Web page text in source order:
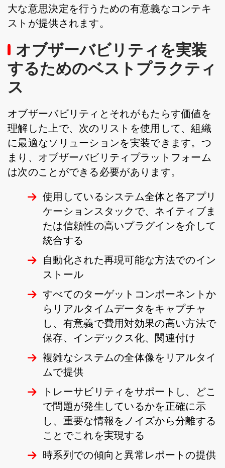
大な意思決定を行うための有意義なコンテキ
ストが提供されます。
オブザーバビリティを実装
するためのベストプラクティ
ス
オブザーバビリティとそれがもたらす価値を
理解した上で、次のリストを使用して、組織
に最適なソリューションを実装できます。つ
まり、オブザーバビリティプラットフォーム
は次のことができる必要があります。
使用しているシステム全体と各アプリ
ケーションスタックで、ネイティブま
たは信頼性の高いプラグインを介して
統合する
自動化された再現可能な方法でのイン
ストール
すべてのターゲットコンポーネントか
らリアルタイムデータをキャプチャ
し、有意義で費用対効果の高い方法で
保存、インデックス化、関連付け
複雑なシステムの全体像をリアルタイ
ムで提供
トレーサビリティをサポートし、どこ
で問題が発生しているかを正確に示
し、重要な情報をノイズから分離する
ことでこれを実現する
時系列での傾向と異常レポートの提供